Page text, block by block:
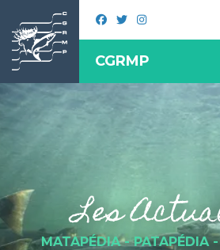
CGRMP
Les
MATAPÉDIA - PATAPÉDIA